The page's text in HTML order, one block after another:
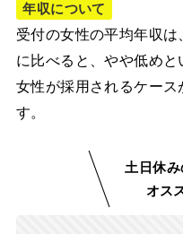
年収について
受付の女性の平均年収
に比べると、やや低め
女性が採用されるケー
す。
土日休
オス